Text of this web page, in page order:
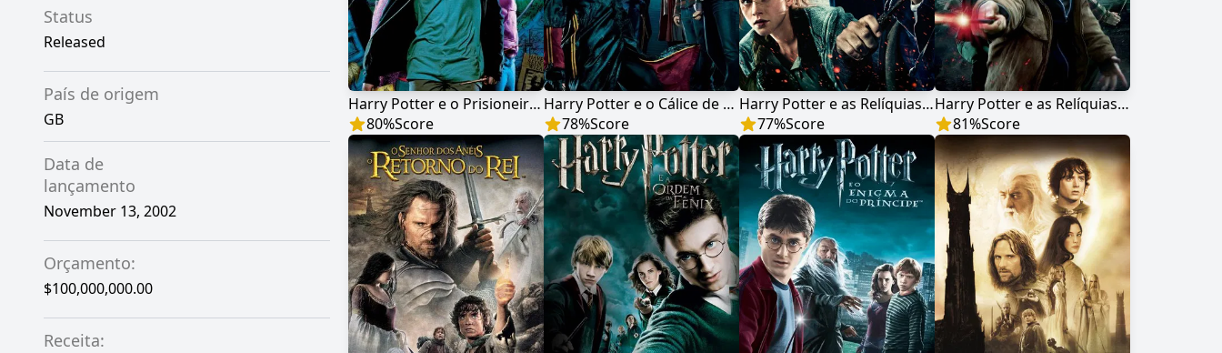
Status
Released
País de origem
GB
Data de
lançamento
November 13, 2002
Orçamento:
$100,000,000.00
Receita:
Harry Potter e o Prisioneiro de Azkaban
80%Score
Harry Potter e o Cálice de Fogo
78%Score
Harry Potter e as Relíquias da Morte - Parte 1
77%Score
Harry Potter e as Relíquias da Morte - Parte 2
81%Score